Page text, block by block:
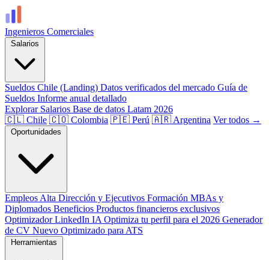
Ingenieros Comerciales
Salarios
Sueldos Chile (Landing) Datos verificados del mercado Guía de
Sueldos Informe anual detallado
Explorar Salarios Base de datos Latam 2026
🇨🇱 Chile 🇨🇴 Colombia 🇵🇪 Perú 🇦🇷 Argentina Ver todos →
Oportunidades
Empleos Alta Dirección y Ejecutivos Formación MBAs y
Diplomados Beneficios Productos financieros exclusivos
Optimizador LinkedIn IA Optimiza tu perfil para el 2026 Generador
de CV Nuevo Optimizado para ATS
Herramientas